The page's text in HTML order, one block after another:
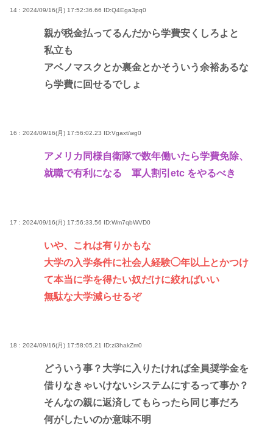
14 : 2024/09/16(月) 17:52:36.66 ID:Q4Ega3pq0
親が税金払ってるんだから学費安くしろよと
私立も
アベノマスクとか裏金とかそういう余裕あるな
ら学費に回せるでしょ
16 : 2024/09/16(月) 17:56:02.23 ID:Vgaxt/wg0
アメリカ同様自衛隊で数年働いたら学費免除、
就職で有利になる 軍人割引etc をやるべき
17 : 2024/09/16(月) 17:56:33.56 ID:Wm7qbWVD0
いや、これは有りかもな
大学の入学条件に社会人経験◯年以上とかつけ
て本当に学を得たい奴だけに絞ればいい
無駄な大学減らせるぞ
18 : 2024/09/16(月) 17:58:05.21 ID:zi3hakZm0
どういう事？大学に入りたければ全員奨学金を
借りなきゃいけないシステムにするって事か？
そんなの親に返済してもらったら同じ事だろ
何がしたいのか意味不明